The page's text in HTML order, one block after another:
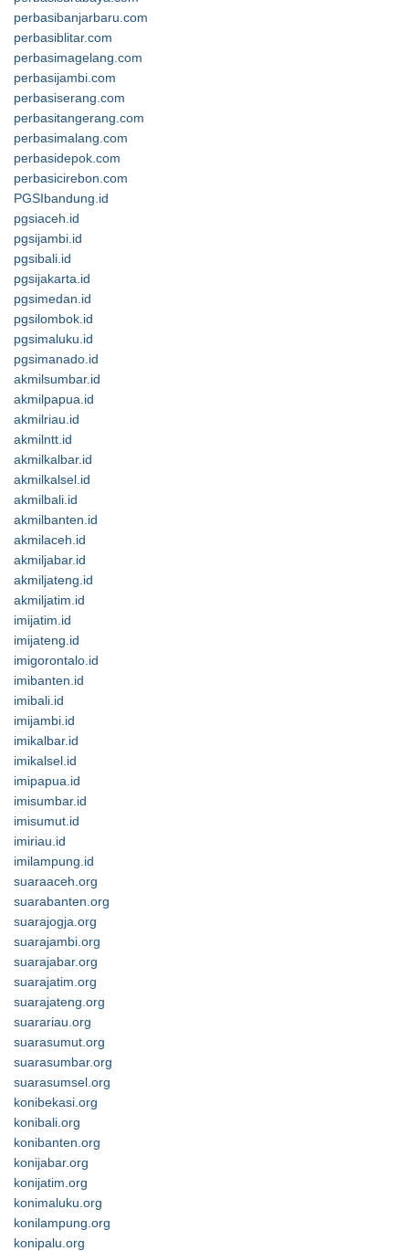
perbasibanjarbaru.com
perbasiblitar.com
perbasimagelang.com
perbasijambi.com
perbasiserang.com
perbasitangerang.com
perbasimalang.com
perbasidepok.com
perbasicirebon.com
PGSIbandung.id
pgsiaceh.id
pgsijambi.id
pgsibali.id
pgsijakarta.id
pgsimedan.id
pgsilombok.id
pgsimaluku.id
pgsimanado.id
akmilsumbar.id
akmilpapua.id
akmilriau.id
akmilntt.id
akmilkalbar.id
akmilkalsel.id
akmilbali.id
akmilbanten.id
akmilaceh.id
akmiljabar.id
akmiljateng.id
akmiljatim.id
imijatim.id
imijateng.id
imigorontalo.id
imibanten.id
imibali.id
imijambi.id
imikalbar.id
imikalsel.id
imipapua.id
imisumbar.id
imisumut.id
imiriau.id
imilampung.id
suaraaceh.org
suarabanten.org
suarajogja.org
suarajambi.org
suarajabar.org
suarajatim.org
suarajateng.org
suarariau.org
suarasumut.org
suarasumbar.org
suarasumsel.org
konibekasi.org
konibali.org
konibanten.org
konijabar.org
konijatim.org
konimaluku.org
konilampung.org
konipalu.org